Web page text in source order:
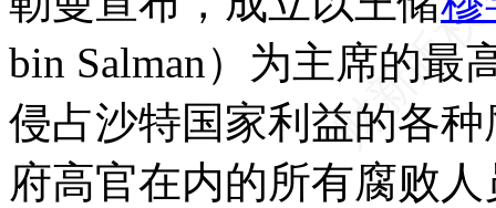
bin Salman）为主席的最
侵占沙特国家利益的各
府高官在内的所有腐败